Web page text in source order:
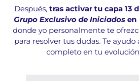
Después, tras activar tu capa 13
Grupo Exclusivo de Iniciados en
donde yo personalmente te
para resolver tus dudas. Te
completo en tu